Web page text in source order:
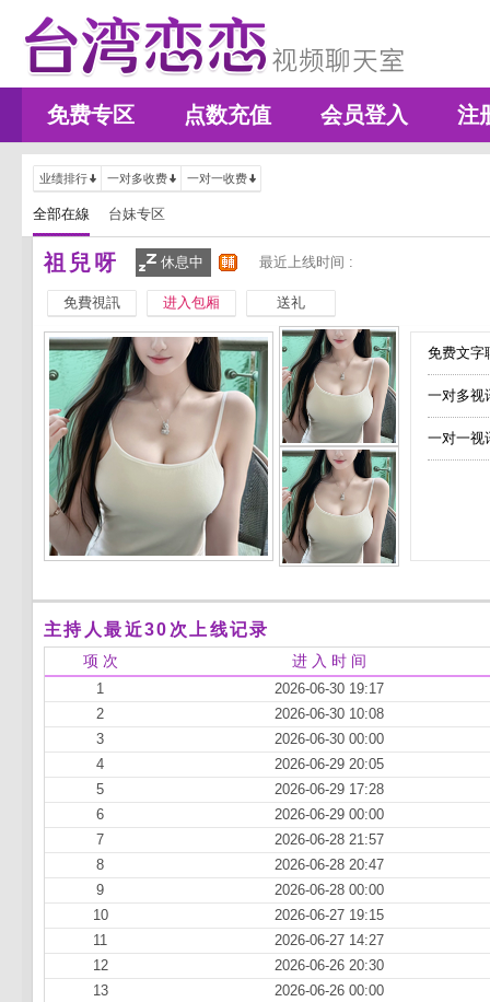
免费专区 点数充值 会员登入 注
业绩排行 一对多收费 一对一收费
全部在線 台妹专区
祖兒呀 休息中 最近上线时间 :
免費視訊 进入包厢 送礼
免费文
一对多
一对一
主持人最近30次上线记录
项 次 进 入 时 间
1
2026-06-30 19:17
2
2026-06-30 10:08
3
2026-06-30 00:00
4
2026-06-29 20:05
5
2026-06-29 17:28
6
2026-06-29 00:00
7
2026-06-28 21:57
8
2026-06-28 20:47
9
2026-06-28 00:00
10
2026-06-27 19:15
11
2026-06-27 14:27
12
2026-06-26 20:30
13
2026-06-26 00:00